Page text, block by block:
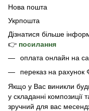
Нова пошта
Укрпошта
Дізнатися більше
👉 посилання
оплата онлайн на
переказ на рахунок
Якщо у Вас виникли
у складанні композиції
зручний для вас